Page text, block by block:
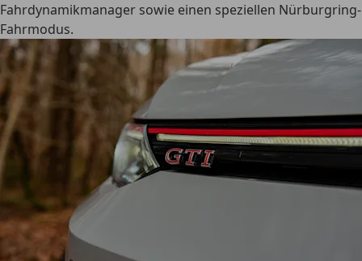
Fahrdynamikmanager sowie einen speziellen Nürburgring-
Fahrmodus.